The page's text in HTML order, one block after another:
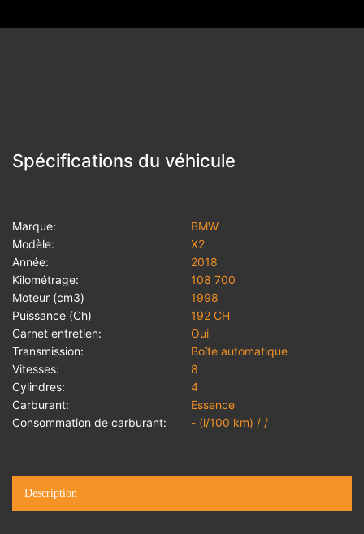
Spécifications du véhicule
Marque:
BMW
Modèle:
X2
Année:
2018
Kilométrage:
108 700
Moteur (cm3)
1998
Puissance (Ch)
192 CH
Carnet entretien:
Oui
Transmission:
Boîte automatique
Vitesses:
8
Cylindres:
4
Carburant:
Essence
Consommation de carburant:
- (l/100 km) / /
Description